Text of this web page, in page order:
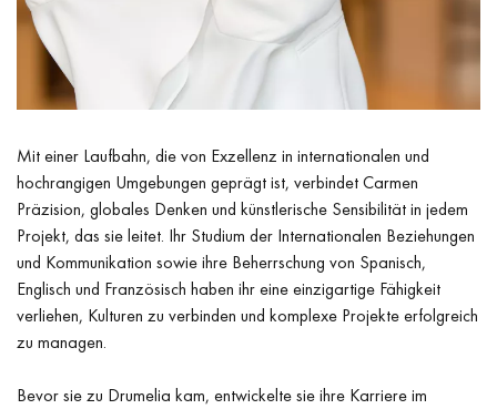
Mit einer Laufbahn, die von Exzellenz in internationalen und
hochrangigen Umgebungen geprägt ist, verbindetCarmen
Präzision, globales Denken und künstlerische Sensibilität in jedem
Projekt, das sie leitet. Ihr Studium der Internationalen Beziehungen
und Kommunikation sowie ihre Beherrschung von Spanisch,
Englisch und Französisch haben ihr eine einzigartige Fähigkeit
verliehen, Kulturen zu verbinden und komplexe Projekte erfolgreich
zu managen.
Bevor sie zu Drumelia kam, entwickelte sie ihre Karriere im